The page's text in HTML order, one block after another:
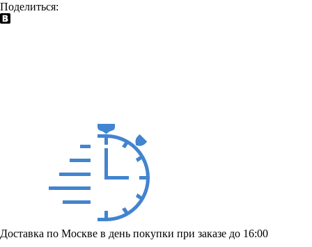
Поделиться:
Доставка по Москве в день покупки при заказе до 16:00